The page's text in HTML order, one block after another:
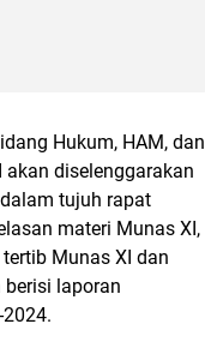
Hukum, HAM, dan
diselenggarakan
tujuh rapat
materi Munas XI,
Munas XI dan
laporan